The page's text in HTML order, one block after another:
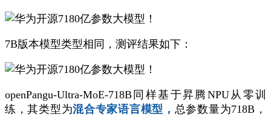
7B版本模型类型相同，测评结果如下：
openPangu-Ultra-MoE-718B同样基于昇腾NPU从零训
练，其类型为混合专家语言模型， 总参数量为718B，